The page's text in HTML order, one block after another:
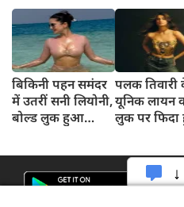
बिकिनी पहन समंदर
में उतरीं सनी लियोनी,
बोल्ड लुक हुआ
पलक तिवारी
यूनिक लायन
लुक पर फिदा